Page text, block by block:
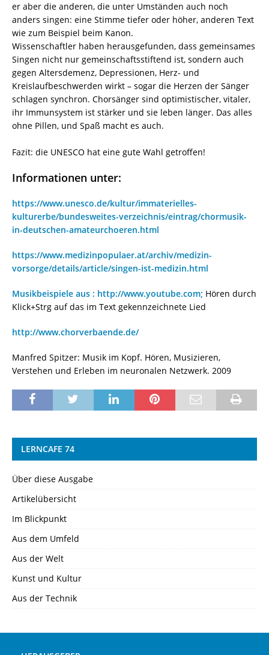
er aber die anderen, die unter Umständen auch noch
anders singen: eine Stimme tiefer oder höher, anderen Text
wie zum Beispiel beim Kanon.
Wissenschaftler haben herausgefunden, dass gemeinsames
Singen nicht nur gemeinschaftsstiftend ist, sondern auch
gegen Altersdemenz, Depressionen, Herz- und
Kreislaufbeschwerden wirkt – sogar die Herzen der Sänger
schlagen synchron. Chorsänger sind optimistischer, vitaler,
ihr Immunsystem ist stärker und sie leben länger. Das alles
ohne Pillen, und Spaß macht es auch.
Fazit: die UNESCO hat eine gute Wahl getroffen!
Informationen unter:
https://www.unesco.de/kultur/immaterielles-
kulturerbe/bundesweites-verzeichnis/eintrag/chormusik-
in-deutschen-amateurchoeren.html
https://www.medizinpopulaer.at/archiv/medizin-
vorsorge/details/article/singen-ist-medizin.html
Musikbeispiele aus : http://www.youtube.com; Hören durch
Klick+Strg auf das im Text gekennzeichnete Lied
http://www.chorverbaende.de/
Manfred Spitzer: Musik im Kopf. Hören, Musizieren,
Verstehen und Erleben im neuronalen Netzwerk. 2009
LERNCAFE 74
Über diese Ausgabe
Artikelübersicht
Im Blickpunkt
Aus dem Umfeld
Aus der Welt
Kunst und Kultur
Aus der Technik